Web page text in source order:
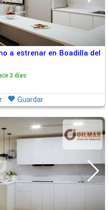
a estrenar en Boadilla del
3 días
Guardar